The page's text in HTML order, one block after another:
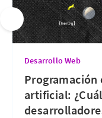
Desarrollo Web
Programación
artificial: